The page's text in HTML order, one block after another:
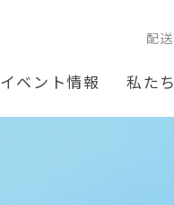
配
イベント情報 私た